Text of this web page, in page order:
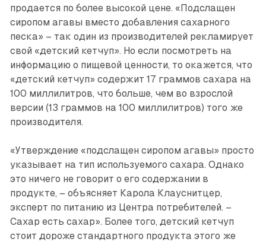
продается по более высокой цене. «Подслащен
сиропом агавы вместо добавления сахарного
песка» – так один из производителей рекламирует
свой «детский кетчуп». Но если посмотреть на
информацию о пищевой ценности, то окажется, что
«детский кетчуп» содержит 17 граммов сахара на
100 миллилитров, что больше, чем во взрослой
версии (13 граммов на 100 миллилитров) того же
производителя.
«Утверждение «подслащен сиропом агавы» просто
указывает на тип используемого сахара. Однако
это ничего не говорит о его содержании в
продукте, – объясняет Карола Клауснитцер,
эксперт по питанию из Центра потребителей. –
Сахар есть сахар». Более того, детский кетчуп
стоит дороже стандартного продукта этого же